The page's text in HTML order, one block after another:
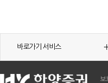
바로가기 서비스
보